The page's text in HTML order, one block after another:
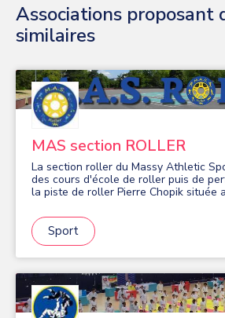
Associations proposant
similaires
MAS section ROLLER
La section roller du Massy Athletic
des cours d'école de roller puis de
la piste de roller Pierre Chopik située
ROLLER sont le slalom, le freeride,
ou encore la randonnée. Nous
pour tous avec des cours pour
Sport